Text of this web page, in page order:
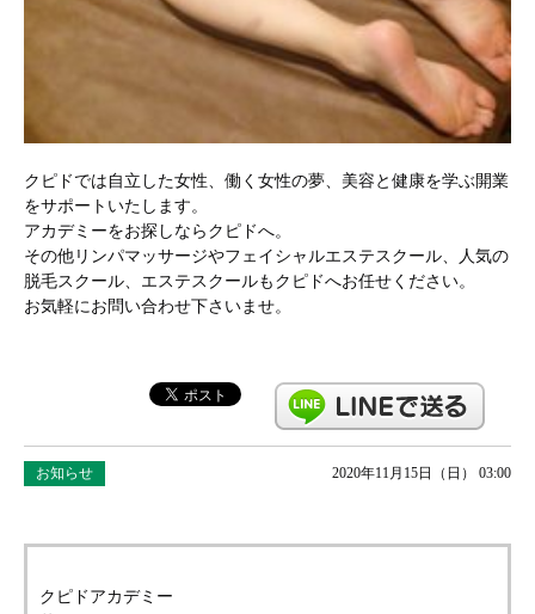
クピドでは自立した女性、働く女性の夢、美容と健康を学ぶ開業
をサポートいたします。
アカデミーをお探しならクピドへ。
その他リンパマッサージやフェイシャルエステスクール、人気の
脱毛スクール、エステスクールもクピドへお任せください。
お気軽にお問い合わせ下さいませ。
お知らせ 2020年11月15日（日） 03:00
クピドアカデミー